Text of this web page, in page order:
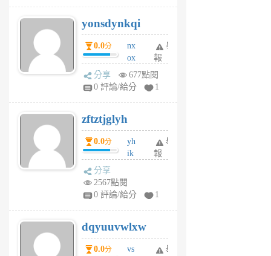
6
個
月
前
yonsdynkqi
0.0分
nx
ox
rh
pe
月
前
舉
報
分享
677點閱
0 評論/給分
1
zftztjglyh
0.0分
yh
ik
tu
6
個
月
舉
報
分享
2567點閱
0 評論/給分
1
dqyuuvwlxw
0.0分
vs
舉